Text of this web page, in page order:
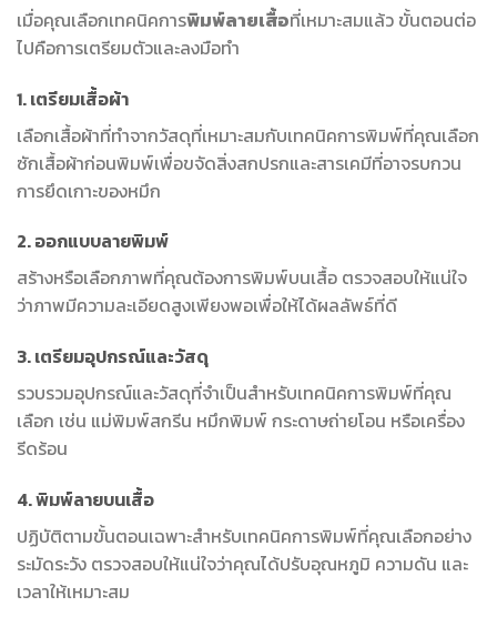
เมื่อคุณเลือกเทคนิคการพิมพ์ลายเสื้อที่เหมาะสมแล้ว ขั้นตอนต่อ
ไปคือการเตรียมตัวและลงมือทำ
1. เตรียมเสื้อผ้า
เลือกเสื้อผ้าที่ทำจากวัสดุที่เหมาะสมกับเทคนิคการพิมพ์ที่คุณเลือก
ซักเสื้อผ้าก่อนพิมพ์เพื่อขจัดสิ่งสกปรกและสารเคมีที่อาจรบกวน
การยึดเกาะของหมึก
2. ออกแบบลายพิมพ์
สร้างหรือเลือกภาพที่คุณต้องการพิมพ์บนเสื้อ ตรวจสอบให้แน่ใจ
ว่าภาพมีความละเอียดสูงเพียงพอเพื่อให้ได้ผลลัพธ์ที่ดี
3. เตรียมอุปกรณ์และวัสดุ
รวบรวมอุปกรณ์และวัสดุที่จำเป็นสำหรับเทคนิคการพิมพ์ที่คุณ
เลือก เช่น แม่พิมพ์สกรีน หมึกพิมพ์ กระดาษถ่ายโอน หรือเครื่อง
รีดร้อน
4. พิมพ์ลายบนเสื้อ
ปฏิบัติตามขั้นตอนเฉพาะสำหรับเทคนิคการพิมพ์ที่คุณเลือกอย่าง
ระมัดระวัง ตรวจสอบให้แน่ใจว่าคุณได้ปรับอุณหภูมิ ความดัน และ
เวลาให้เหมาะสม